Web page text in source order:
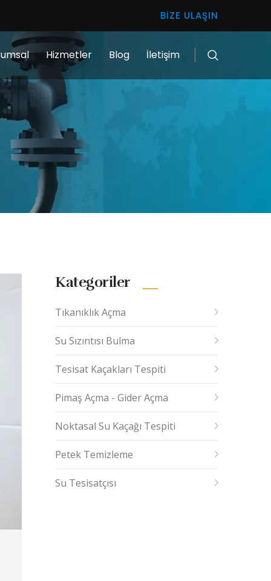
BIZE ULAŞIN
Hizmetler Blog İletişim
Kategoriler
Tıkanıklık Açma
Su Sızıntısı Bulma
Tesisat Kaçakları Tespiti
Pimaş Açma - Gider Açma
Noktasal Su Kaçağı Tespiti
Petek Temizleme
Su Tesisatçısı